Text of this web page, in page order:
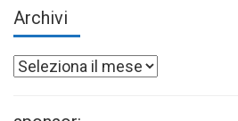
Archivi
Archivi